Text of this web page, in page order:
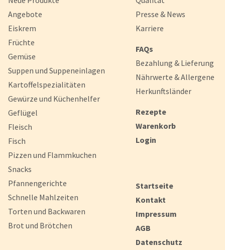
Angebote
Eiskrem
Früchte
Gemüse
Suppen und Suppeneinlagen
Kartoffelspezialitäten
Gewürze und Küchenhelfer
Geflügel
Fleisch
Fisch
Pizzen und Flammkuchen
Snacks
Pfannengerichte
Schnelle Mahlzeiten
Torten und Backwaren
Brot und Brötchen
Presse & News
Karriere
FAQs
Bezahlung & Lieferung
Nährwerte & Allergene
Herkunftsländer
Rezepte
Warenkorb
Login
Startseite
Kontakt
Impressum
AGB
Datenschutz